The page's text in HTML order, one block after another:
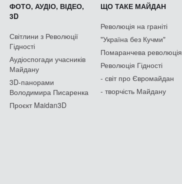
ФОТО, АУДІО, ВІДЕО,
3D
Світлини з Революції
Гідності
Аудіоспогади учасників
Майдану
3D-панорами
Володимира Писаренка
Проєкт Maidan3D
ЩО ТАКЕ МАЙДАН
Революція на граніті
"Україна без Кучми"
Помаранчева революція
Революція Гідності
- світ про Євромайдан
- творчість Майдану